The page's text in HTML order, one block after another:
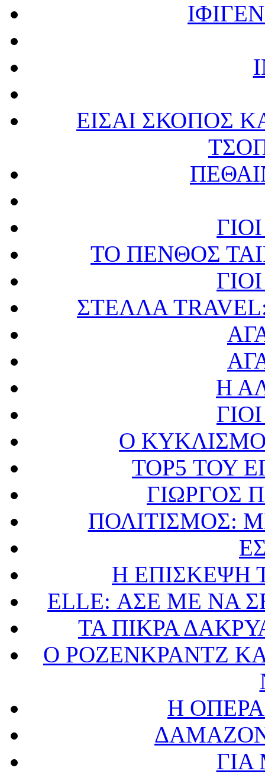
ΕΙΣΑΙ ΣΚΟΠΟΣ
ΤΟ ΠΕΝΘΟΣ
ΣΤΕΛΛΑ
Η
Ο
TOP5 ΤΟΥ
ΓΙΩΡΓΟΣ
ΠΟΛΙΤΙΣΜΟΣ:
Η ΕΠΙΣΚΕΨΗ
ELLE: ΑΣΕ ΜΕ ΝΑ
ΤΑ ΠΙΚΡΑ
Ο ΡΟΖΕΝΚΡΑΝΤΖ
Η